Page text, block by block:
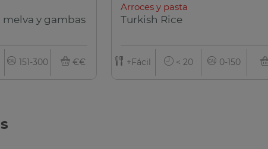
melva y gambas
151-300 €€
Arroces y pasta
Turkish Rice
+Fácil < 20 0-150